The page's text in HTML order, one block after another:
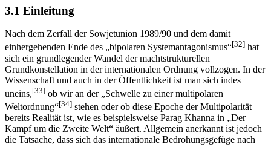
3.1 Einleitung
Nach dem Zerfall der Sowjetunion 1989/90 und dem damit
einhergehenden Ende des „bipolaren Systemantagonismus“[32] hat
sich ein grundlegender Wandel der machtstrukturellen
Grundkonstellation in der internationalen Ordnung vollzogen. In der
Wissenschaft und auch in der Öffentlichkeit ist man sich indes
uneins,[33] ob wir an der „Schwelle zu einer multipolaren
Weltordnung“[34] stehen oder ob diese Epoche der Multipolarität
bereits Realität ist, wie es beispielsweise Parag Khanna in „Der
Kampf um die Zweite Welt“ äußert. Allgemein anerkannt ist jedoch
die Tatsache, dass sich das internationale Bedrohungsgefüge nach